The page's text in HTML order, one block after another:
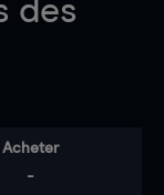
des
Acheter
-